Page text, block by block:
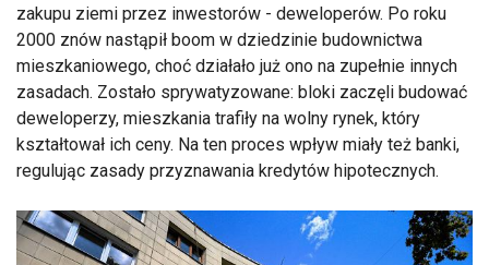
zakupu ziemi przez inwestorów - deweloperów. Po roku
2000 znów nastąpił boom w dziedzinie budownictwa
mieszkaniowego, choć działało już ono na zupełnie innych
zasadach. Zostało sprywatyzowane: bloki zaczęli budować
deweloperzy, mieszkania trafiły na wolny rynek, który
kształtował ich ceny. Na ten proces wpływ miały też banki,
regulując zasady przyznawania kredytów hipotecznych.